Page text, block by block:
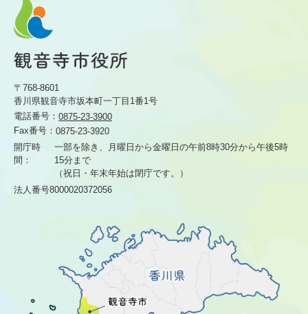
〒768-8601
香川県観音寺市坂本町一丁目1番1号
電話番号： 0875-23-3900
Fax番号： 0875-23-3920
開庁時
間：
一部を除き、月曜日から金曜日の午前8時30分から午後5時
15分まで
（祝日・年末年始は閉庁です。）
法人番号8000020372056